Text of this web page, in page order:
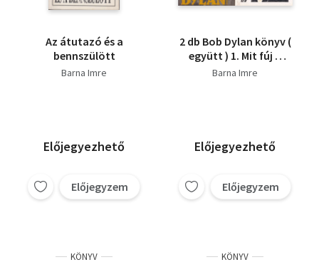
Az átutazó és a
bennszülött
Barna Imre
Előjegyezhető
Előjegyzem
2 db Bob Dylan könyv (
együtt ) 1. Mit fúj a
szél, 2. Bob Dylan
Barna Imre
Előjegyezhető
Előjegyzem
KÖNYV KÖNYV